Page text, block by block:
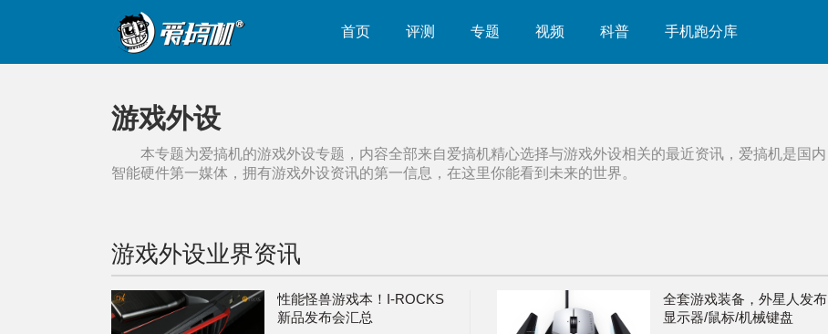
首页 评测 专题 视频 科普 手机跑分库
游戏外设
本专题为爱搞机的游戏外设专题，内容全部来自爱搞机精心选择与游戏外设相关的最近资讯，爱搞机是国内
智能硬件第一媒体，拥有游戏外设资讯的第一信息，在这里你能看到未来的世界。
游戏外设业界资讯
性能怪兽游戏本！I-ROCKS
新品发布会汇总
全套游戏装备，外星人发布
显示器/鼠标/机械键盘